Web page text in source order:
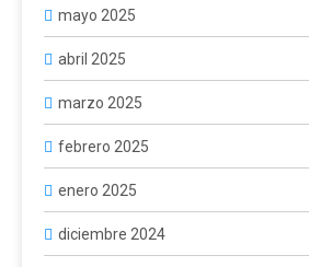
mayo 2025
abril 2025
marzo 2025
febrero 2025
enero 2025
diciembre 2024